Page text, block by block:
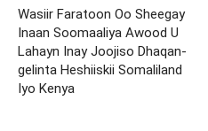
Wasiir Faratoon Oo Sheegay
Inaan Soomaaliya Awood U
Lahayn Inay Joojiso Dhaqan-
gelinta Heshiiskii Somaliland
Iyo Kenya